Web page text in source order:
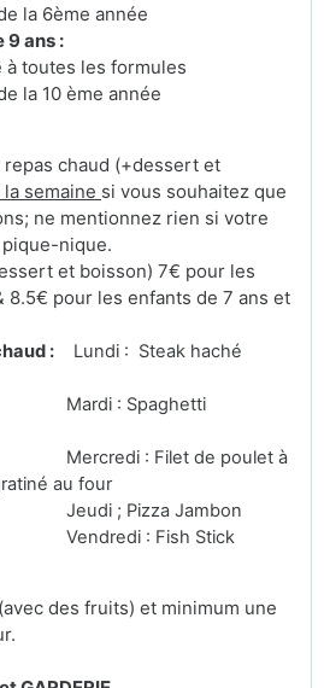
la 6ème année
9 ans :
toutes les formules
la 10 ème année
chaud (+dessert et
semaine si vous souhaitez que
ne mentionnez rien si votre
nique.
et boisson) 7€ pour les
8.5€ pour les enfants de 7 ans et
: Lundi : Steak haché
Filet de poulet à
au four
Jambon
: Fish Stick
des fruits) et minimum une